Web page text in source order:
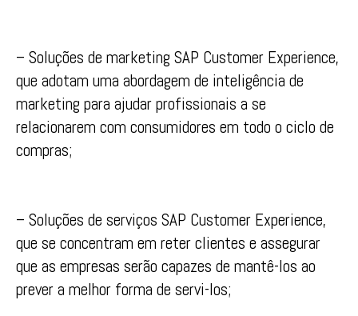
– Soluções de marketing SAP Customer Experience,
que adotam uma abordagem de inteligência de
marketing para ajudar profissionais a se
relacionarem com consumidores em todo o ciclo de
compras;
– Soluções de serviços SAP Customer Experience,
que se concentram em reter clientes e assegurar
que as empresas serão capazes de mantê-los ao
prever a melhor forma de servi-los;